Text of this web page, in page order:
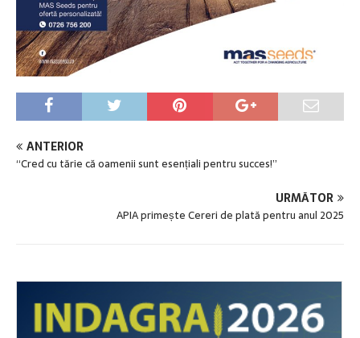
ANTERIOR
“Cred cu tărie că oamenii sunt esențiali pentru succes!”
URMĂTOR
APIA primește Cereri de plată pentru anul 2025